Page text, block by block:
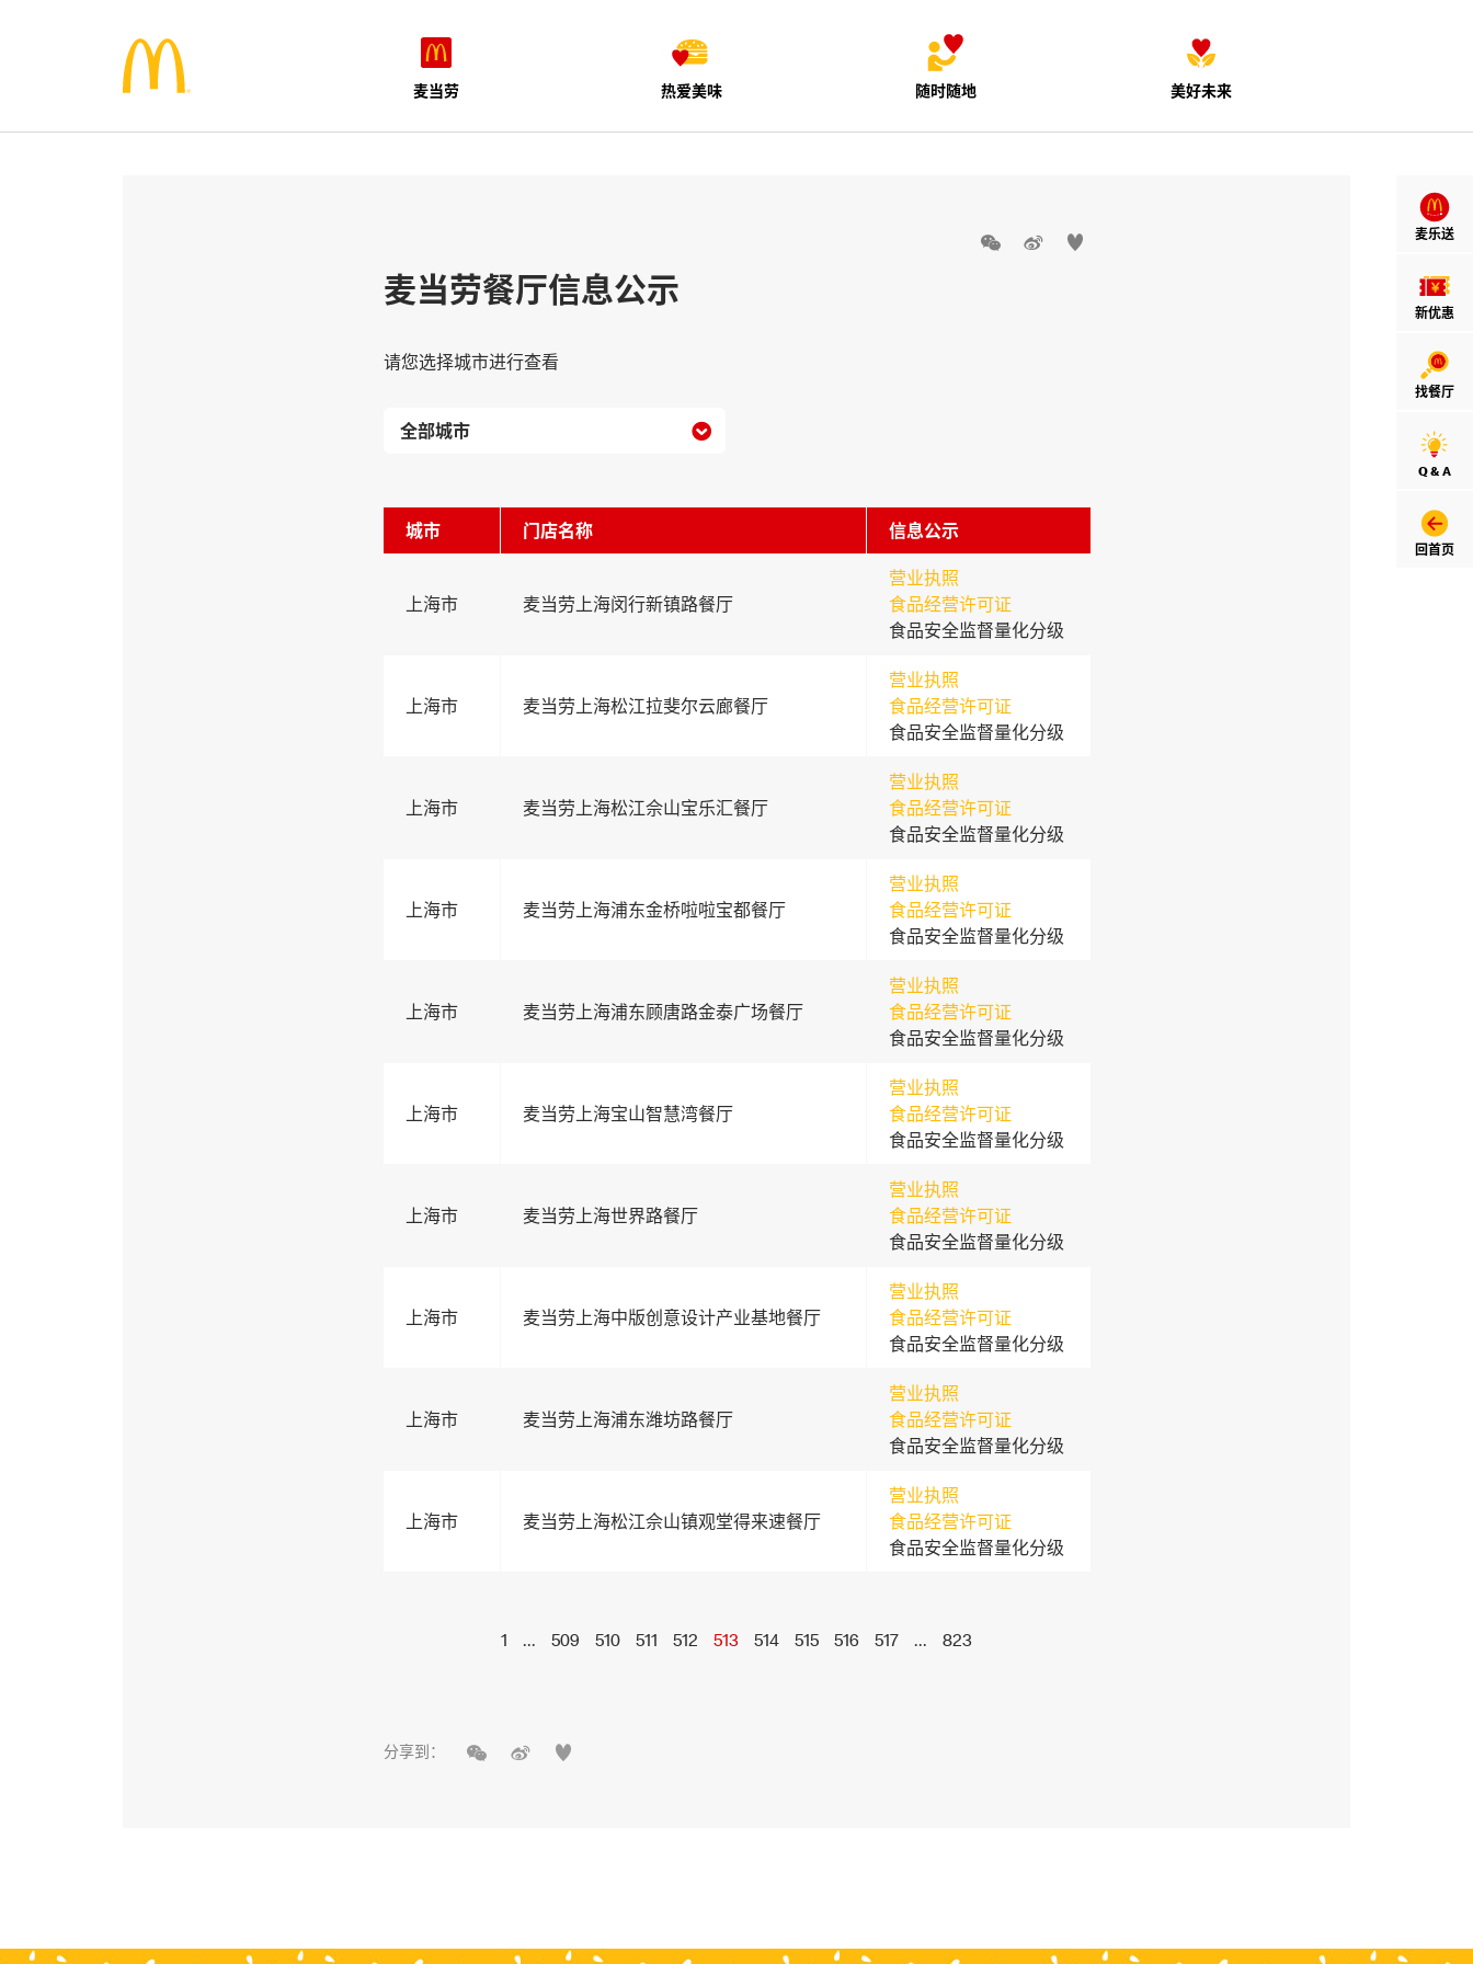
麦当劳 热爱美味 随时随地 美好未来
麦乐送
新优惠
找餐厅
Q & A
回首页
  
麦当劳餐厅信息公示
请您选择城市进行查看

城市 门店名称 信息公示
上海市 麦当劳上海闵行新镇路餐厅
营业执照
食品经营许可证
食品安全监督量化分级
上海市 麦当劳上海松江拉斐尔云廊餐厅
营业执照
食品经营许可证
食品安全监督量化分级
上海市 麦当劳上海松江佘山宝乐汇餐厅
营业执照
食品经营许可证
食品安全监督量化分级
上海市 麦当劳上海浦东金桥啦啦宝都餐厅
营业执照
食品经营许可证
食品安全监督量化分级
上海市 麦当劳上海浦东顾唐路金泰广场餐厅
营业执照
食品经营许可证
食品安全监督量化分级
上海市 麦当劳上海宝山智慧湾餐厅
营业执照
食品经营许可证
食品安全监督量化分级
上海市 麦当劳上海世界路餐厅
营业执照
食品经营许可证
食品安全监督量化分级
上海市 麦当劳上海中版创意设计产业基地餐厅
营业执照
食品经营许可证
食品安全监督量化分级
上海市 麦当劳上海浦东潍坊路餐厅
营业执照
食品经营许可证
食品安全监督量化分级
上海市 麦当劳上海松江佘山镇观堂得来速餐厅
营业执照
食品经营许可证
食品安全监督量化分级
1 ... 509 510 511 512 513 514 515 516 517 ... 823
分享到：   